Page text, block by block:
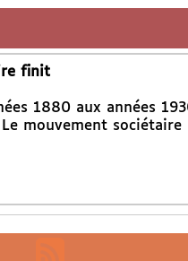
finit
1880 aux années
mouvement sociétaire